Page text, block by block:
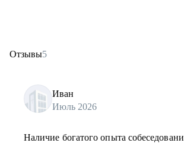
Отзывы5
Иван
Июль 2026
Наличие богатого опыта